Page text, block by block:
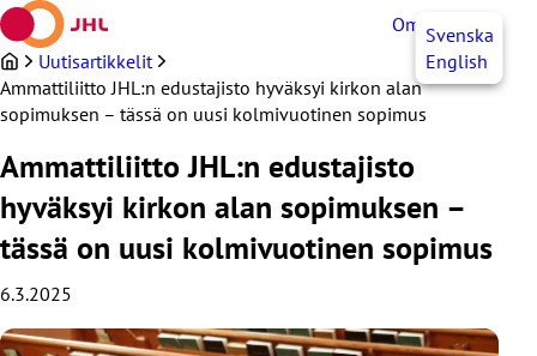
Siirry
sisältöön
OmaJHLSvenska
English
Uutisartikkelit
Ammattiliitto JHL:n edustajisto hyväksyi kirkon alan
sopimuksen – tässä on uusi kolmivuotinen sopimus
Ammattiliitto JHL:n edustajisto
hyväksyi kirkon alan sopimuksen –
tässä on uusi kolmivuotinen sopimus
6.3.2025